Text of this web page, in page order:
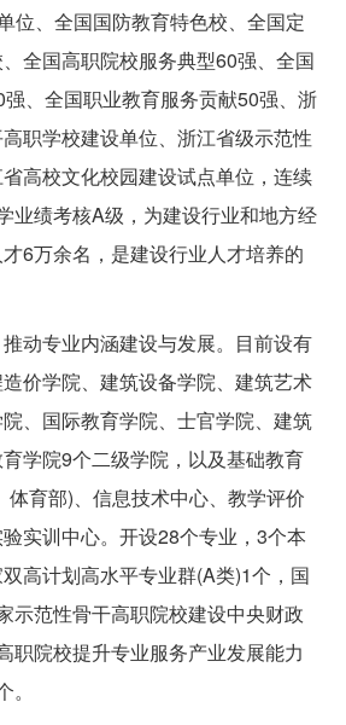
位、全国国防教育特色校、全国定
全国高职院校服务典型60强、全国
、全国职业教育服务贡献50强、浙
职学校建设单位、浙江省级示范性
高校文化校园建设试点单位，连续
业绩考核A级，为建设行业和地方经
6万余名，是建设行业人才培养的
动专业内涵建设与发展。目前设有
价学院、建筑设备学院、建筑艺术
、国际教育学院、士官学院、建筑
学院9个二级学院，以及基础教育
体育部)、信息技术中心、教学评价
实训中心。开设28个专业，3个本
高计划高水平专业群(A类)1个，国
示范性骨干高职院校建设中央财政
职院校提升专业服务产业发展能力